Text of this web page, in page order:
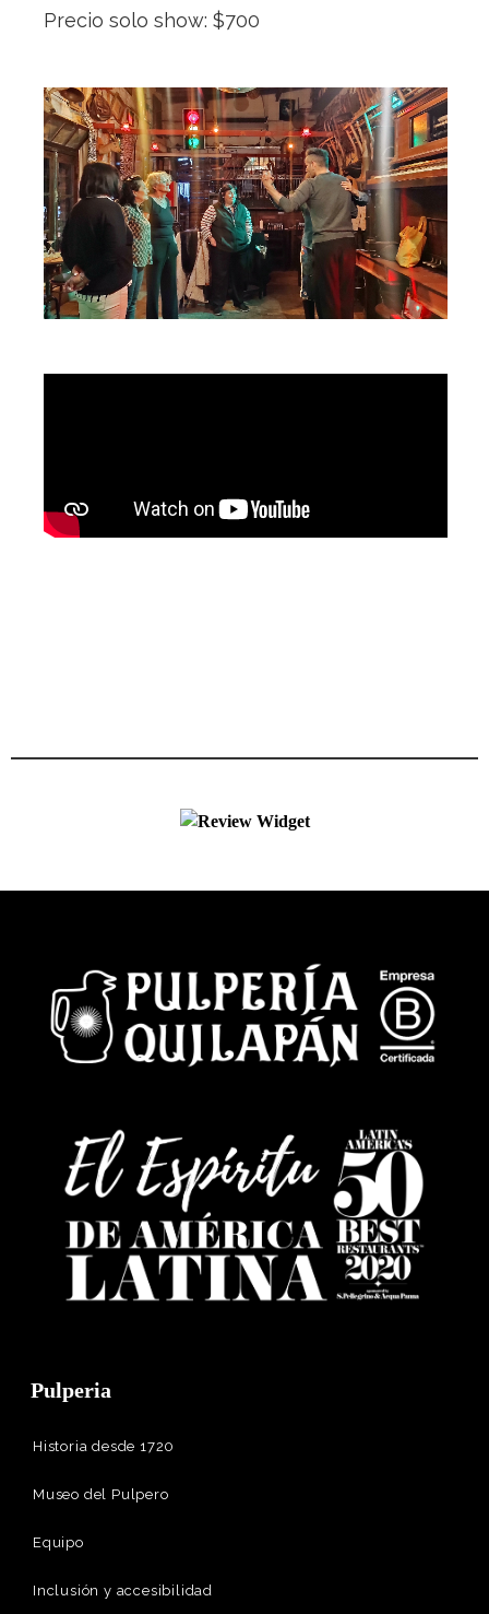
Precio solo show: $700
Pulperia
Historia desde 1720
Museo del Pulpero
Equipo
Inclusión y accesibilidad